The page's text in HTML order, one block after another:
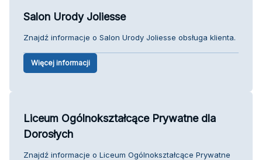
Salon Urody Joliesse
Znajdź informacje o Salon Urody Joliesse obsługa klienta.
Więcej informacji
Liceum Ogólnokształcące Prywatne dla
Dorosłych
Znajdź informacje o Liceum Ogólnokształcące Prywatne